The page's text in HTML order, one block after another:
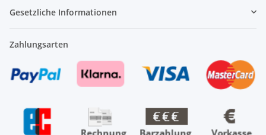
Gesetzliche Informationen
Zahlungsarten